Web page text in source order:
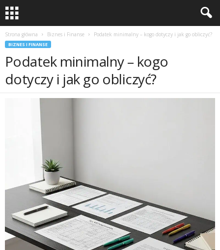
Strona główna Biznes i Finanse Podatek minimalny – kogo dotyczy i jak go obliczyć?
BIZNES I FINANSE
Podatek minimalny – kogo
dotyczy i jak go obliczyć?